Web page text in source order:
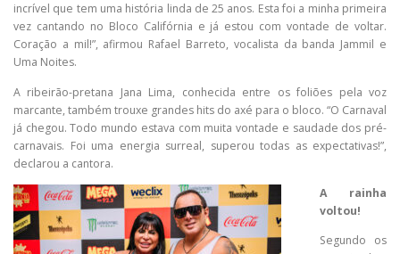
incrível que tem uma história linda de 25 anos. Esta foi a minha primeira
vez cantando no Bloco Califórnia e já estou com vontade de voltar.
Coração a mil!”, afirmou Rafael Barreto, vocalista da banda Jammil e
Uma Noites.
A ribeirão-pretana Jana Lima, conhecida entre os foliões pela voz
marcante, também trouxe grandes hits do axé para o bloco. “O Carnaval
já chegou. Todo mundo estava com muita vontade e saudade dos pré-
carnavais. Foi uma energia surreal, superou todas as expectativas!”,
declarou a cantora.
A rainha
voltou!
Segundo os